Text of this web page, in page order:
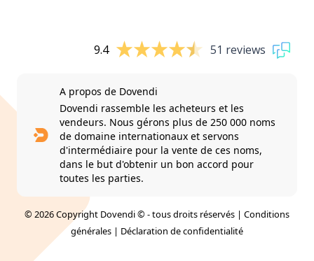
9.4 51 reviews
A propos de Dovendi
Dovendi rassemble les acheteurs et les
vendeurs. Nous gérons plus de 250 000 noms
de domaine internationaux et servons
d'intermédiaire pour la vente de ces noms,
dans le but d'obtenir un bon accord pour
toutes les parties.
© 2026 Copyright Dovendi © - tous droits réservés | Conditions
générales | Déclaration de confidentialité